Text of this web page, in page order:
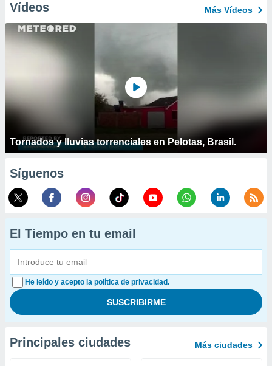
Vídeos Más Vídeos
Tornados y lluvias torrenciales en Pelotas, Brasil.
Síguenos
El Tiempo en tu email
He leído y acepto la política de privacidad.
Principales ciudades Más ciudades